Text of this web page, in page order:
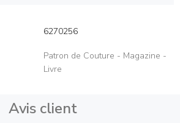
6270256
Patron de Couture - Magazine -
Livre
Avis client